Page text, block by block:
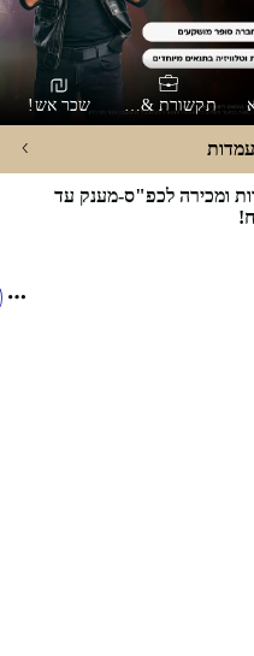
תקשורת & סלולר שכר אש!
ומכירה לכפ"ס-מענק עד